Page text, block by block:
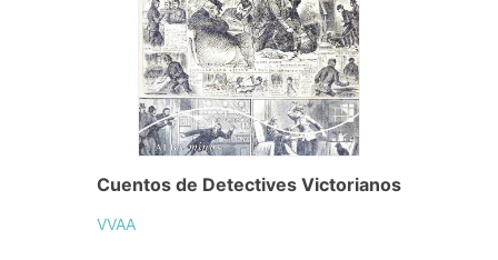
Cuentos de Detectives Victorianos
VVAA